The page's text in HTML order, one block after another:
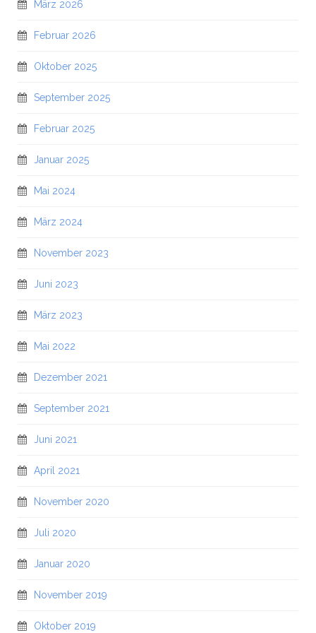
März 2026
Februar 2026
Oktober 2025
September 2025
Februar 2025
Januar 2025
Mai 2024
März 2024
November 2023
Juni 2023
März 2023
Mai 2022
Dezember 2021
September 2021
Juni 2021
April 2021
November 2020
Juli 2020
Januar 2020
November 2019
Oktober 2019